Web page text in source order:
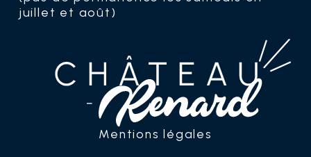
juillet et août)
Mentions légales